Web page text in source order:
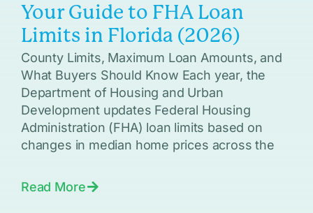
Your Guide to FHA Loan
Limits in Florida (2026)
County Limits, Maximum Loan Amounts, and
What Buyers Should Know Each year, the
Department of Housing and Urban
Development updates Federal Housing
Administration (FHA) loan limits based on
changes in median home prices across the
Read More